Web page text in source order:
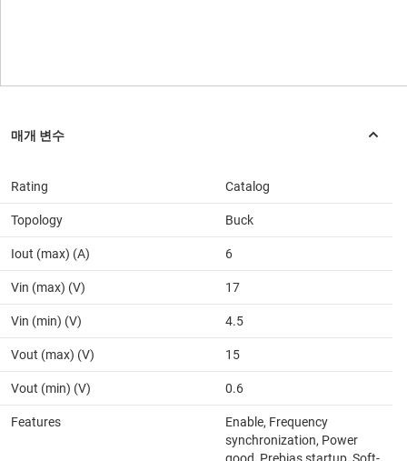
Rating Catalog
Topology Buck
Iout (max) (A) 6
Vin (max) (V) 17
Vin (min) (V) 4.5
Vout (max) (V) 15
Vout (min) (V) 0.6
Features
Enable, Frequency
synchronization, Power